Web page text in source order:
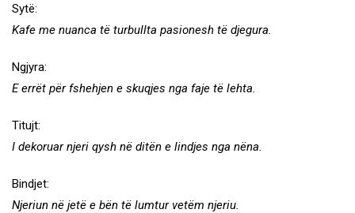
Sytë:
Kafe me nuanca të turbullta pasionesh të djegura.
Ngjyra:
E errët për fshehjen e skuqjes nga faje të lehta.
Titujt:
I dekoruar njeri qysh në ditën e lindjes nga nëna.
Bindjet:
Njeriun në jetë e bën të lumtur vetëm njeriu.